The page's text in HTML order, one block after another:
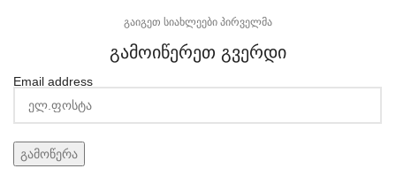
გაიგეთ სიახლეები პირველმა
გამოიწერეთ გვერდი
Email address